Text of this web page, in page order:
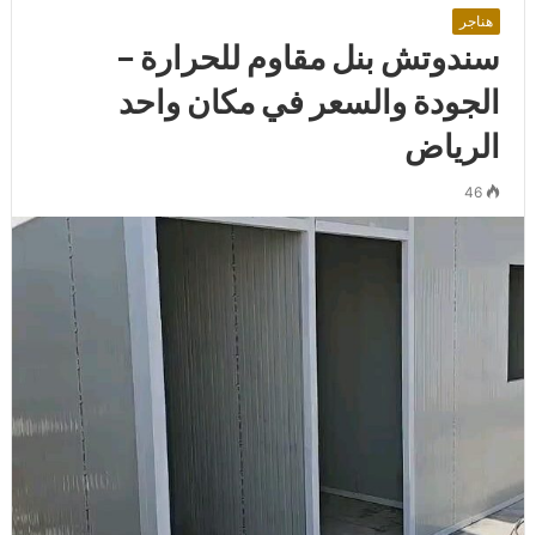
هناجر
سندوتش بنل مقاوم للحرارة –
الجودة والسعر في مكان واحد
الرياض
46